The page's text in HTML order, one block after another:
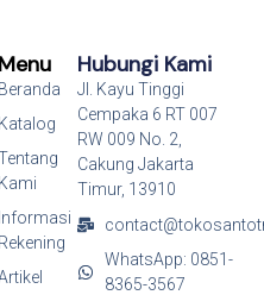
Menu
Beranda
Katalog
Kami
Informasi
Rekening
Hubungi Kami
Jl. Kayu Tinggi
Cempaka 6 RT 007
RW 009 No. 2,
Cakung Jakarta
Timur, 13910
WhatsApp: 0851-
8365-3567